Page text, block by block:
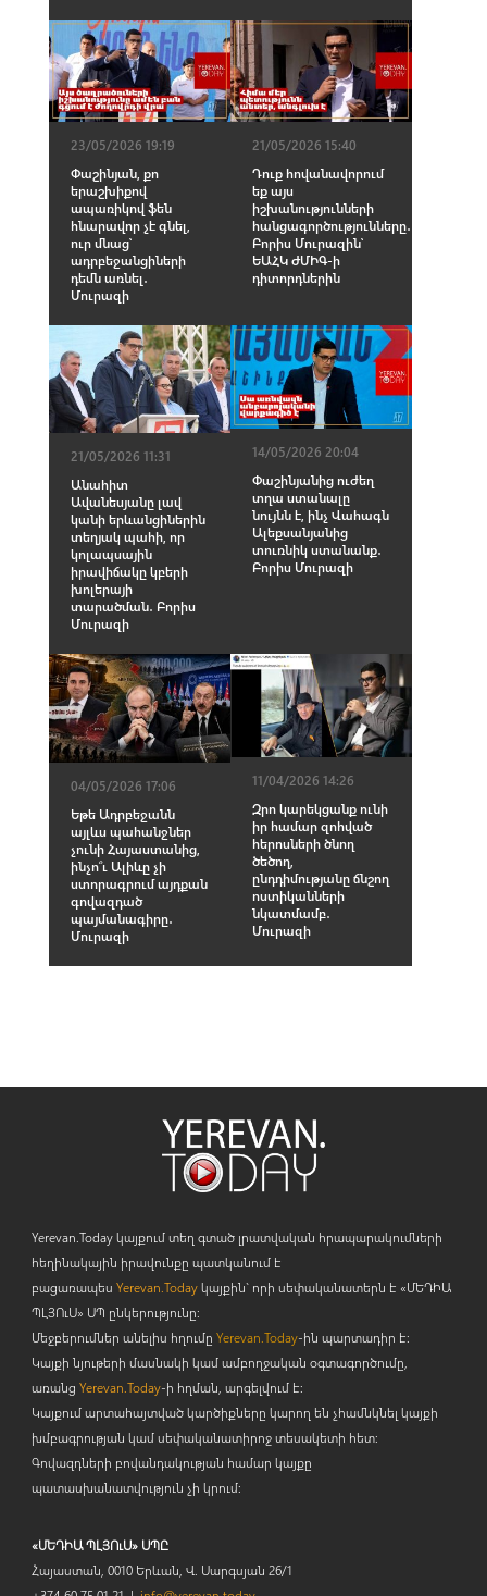
23/05/2026 19:19
Փաշինյան, քո
երաշխիքով
ապառիկով ֆեն
հնարավոր չէ գնել,
ուր մնաց՝
ադրբեջանցիների
դեմն առնել․
Մուրազի
21/05/2026 15:40
Դուք հովանավորում
եք այս
իշխանությունների
հանցագործությունները․
Բորիս Մուրազին՝
ԵԱՀԿ ԺՄԻԳ-ի
դիտորդներին
21/05/2026 11:31
Անահիտ
Ավանեսյանը լավ
կանի երևանցիներին
տեղյակ պահի, որ
կոլապսային
իրավիճակը կբերի
խոլերայի
տարածման․ Բորիս
Մուրազի
14/05/2026 20:04
Փաշինյանից ուժեղ
տղա ստանալը
նույնն է, ինչ Վահագն
Ալեքսանյանից
տուռնիկ ստանանք․
Բորիս Մուրազի
04/05/2026 17:06
Եթե Ադրբեջանն
այլևս պահանջներ
չունի Հայաստանից,
ինչո՞ւ Ալիևը չի
ստորագրում այդքան
գովազդած
պայմանագիրը․
Մուրազի
11/04/2026 14:26
Զրո կարեկցանք ունի
իր համար զոհված
հերոսների ծնող
ծեծող,
ընդդիմությանը ճնշող
ոստիկանների
նկատմամբ․
Մուրազի
Yerevan.Today կայքում տեղ գտած լրատվական հրապարակումների
հեղինակային իրավունքը պատկանում է
բացառապես Yerevan.Todayկայքին` որի սեփականատերն է «ՄԵԴԻԱ
ՊԼՅՈւՍ» ՍՊ ընկերությունը։
Մեջբերումներ անելիս հղումը Yerevan.Today-ին պարտադիր է:
Կայքի նյութերի մասնակի կամ ամբողջական օգտագործումը,
առանց Yerevan.Today-ի հղման, արգելվում է:
Կայքում արտահայտված կարծիքները կարող են չհամնկնել կայքի
խմբագրության կամ սեփականատիրոջ տեսակետի հետ:
Գովազդների բովանդակության համար կայքը
պատասխանատվություն չի կրում:
«ՄԵԴԻԱ ՊԼՅՈւՍ» ՍՊԸ
Հայաստան, 0010 Երևան, Վ. Սարգսյան 26/1